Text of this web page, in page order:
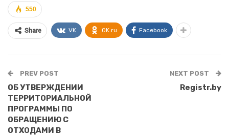
550
Share VK OK.ru Facebook
PREV POST
ОБ УТВЕРЖДЕНИИ
ТЕРРИТОРИАЛЬНОЙ
ПРОГРАММЫ ПО
ОБРАЩЕНИЮ С
ОТХОДАМИ В
NEXT POST
Registr.by